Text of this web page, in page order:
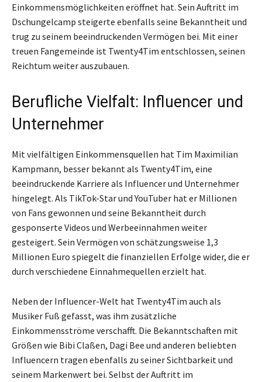
Einkommensmöglichkeiten eröffnet hat. Sein Auftritt im
Dschungelcamp steigerte ebenfalls seine Bekanntheit und
trug zu seinem beeindruckenden Vermögen bei. Mit einer
treuen Fangemeinde ist Twenty4Tim entschlossen, seinen
Reichtum weiter auszubauen.
Berufliche Vielfalt: Influencer und
Unternehmer
Mit vielfältigen Einkommensquellen hat Tim Maximilian
Kampmann, besser bekannt als Twenty4Tim, eine
beeindruckende Karriere als Influencer und Unternehmer
hingelegt. Als TikTok-Star und YouTuber hat er Millionen
von Fans gewonnen und seine Bekanntheit durch
gesponserte Videos und Werbeeinnahmen weiter
gesteigert. Sein Vermögen von schätzungsweise 1,3
Millionen Euro spiegelt die finanziellen Erfolge wider, die er
durch verschiedene Einnahmequellen erzielt hat.
Neben der Influencer-Welt hat Twenty4Tim auch als
Musiker Fuß gefasst, was ihm zusätzliche
Einkommensströme verschafft. Die Bekanntschaften mit
Größen wie Bibi Claßen, Dagi Bee und anderen beliebten
Influencern tragen ebenfalls zu seiner Sichtbarkeit und
seinem Markenwert bei. Selbst der Auftritt im